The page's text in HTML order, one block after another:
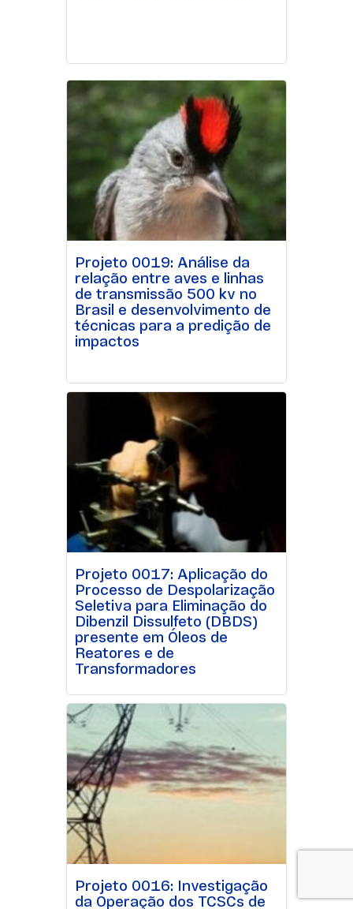
Projeto 0019: Análise da
relação entre aves e linhas
de transmissão 500 kv no
Brasil e desenvolvimento de
técnicas para a predição de
impactos
Projeto 0017: Aplicação do
Processo de Despolarização
Seletiva para Eliminação do
Dibenzil Dissulfeto (DBDS)
presente em Óleos de
Reatores e de
Transformadores
Projeto 0016: Investigação
da Operação dos TCSCs de